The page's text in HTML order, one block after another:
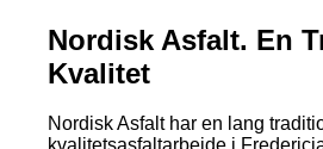
Nordisk Asfalt. En
Kvalitet
Nordisk Asfalt har en lang